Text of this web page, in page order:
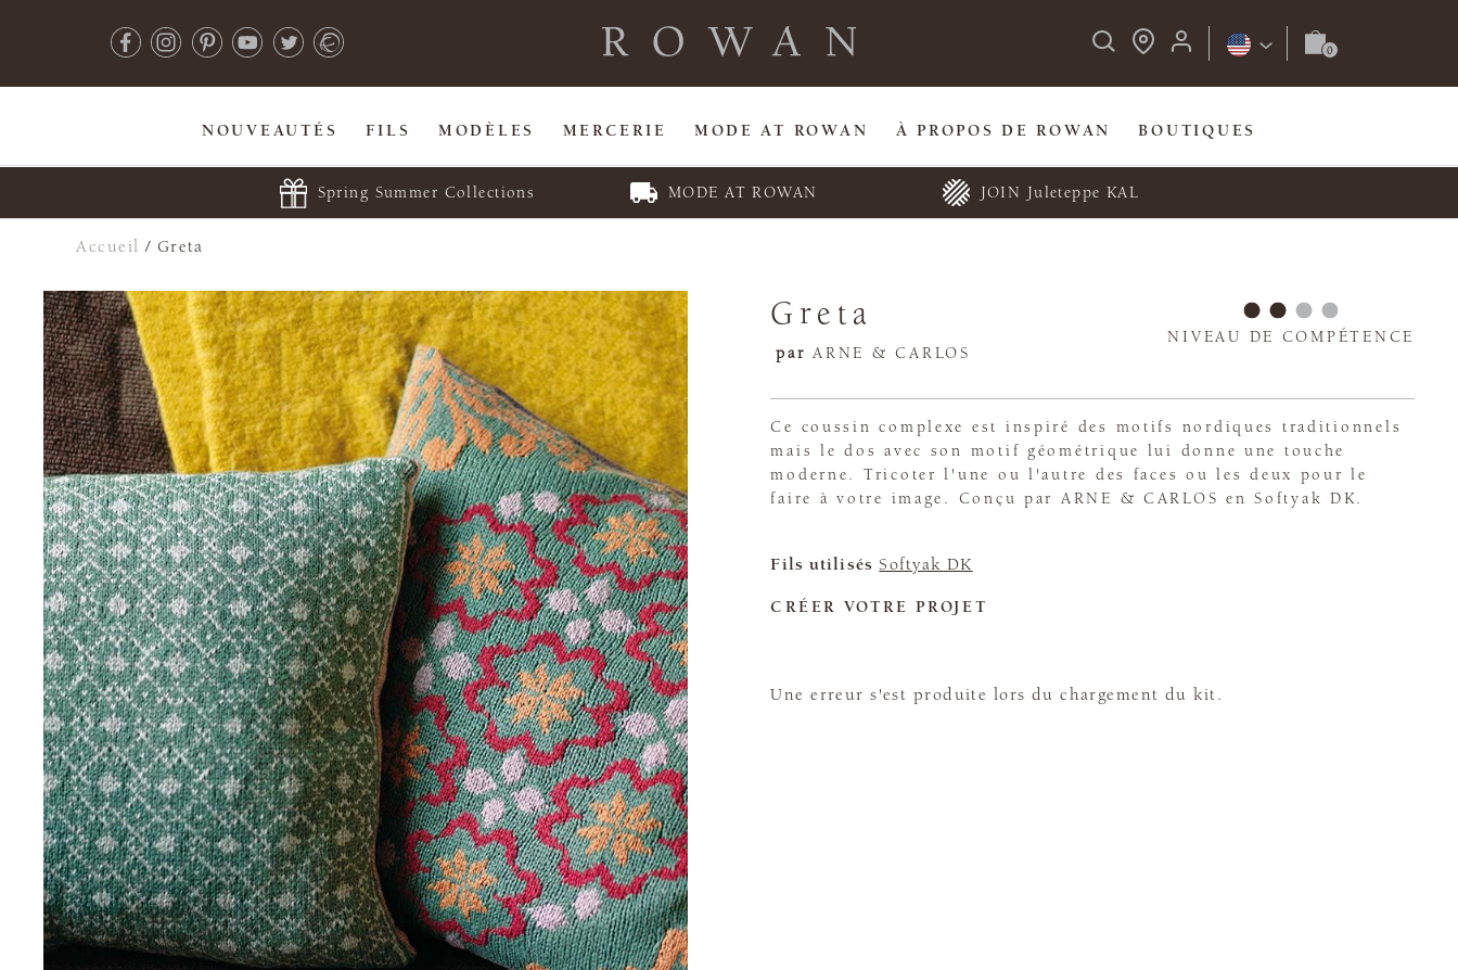
NOUVEAUTÉS FILS MODÈLES MERCERIE MODE AT ROWAN À PROPOS DE ROWAN BOUTIQUES
Spring Summer Collections MODE AT ROWAN JOIN Juleteppe KAL
Accueil / Greta
Greta
par ARNE & CARLOS
NIVEAU DE COMPÉTENCE
Ce coussin complexe est inspiré des motifs nordiques traditionnels
mais le dos avec son motif géométrique lui donne une touche
moderne. Tricoter l'une ou l'autre des faces ou les deux pour le
faire à votre image. Conçu par ARNE & CARLOS en Softyak DK.
Fils utilisés Softyak DK
CRÉER VOTRE PROJET
Une erreur s'est produite lors du chargement du kit.